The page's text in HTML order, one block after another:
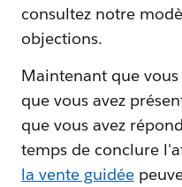
consultez notre
objections.
Maintenant que
que vous avez
que vous avez
temps de conclure
la vente guidée